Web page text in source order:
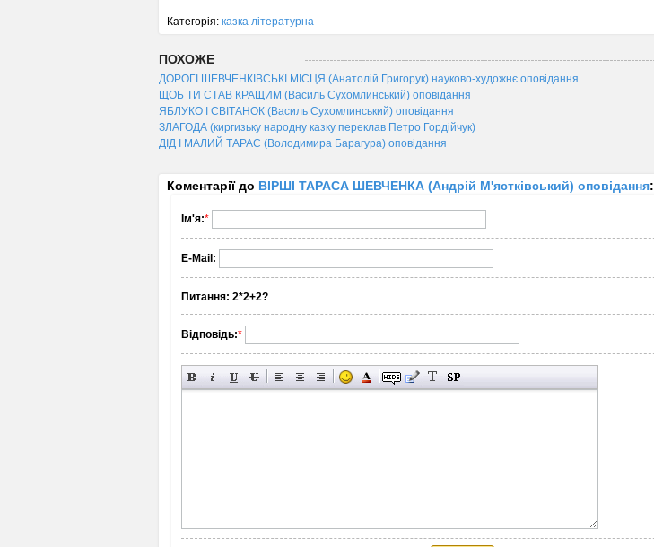
Категорія: казка літературна
ПОХОЖЕ
ДОРОГІ ШЕВЧЕНКІВСЬКІ МІСЦЯ (Анатолій Григорук) науково-художнє оповідання
ЩОБ ТИ СТАВ КРАЩИМ (Василь Сухомлинський) оповідання
ЯБЛУКО І СВІТАНОК (Василь Сухомлинський) оповідання
ЗЛАГОДА (киргизьку народну казку переклав Петро Гордійчук)
ДІД І МАЛИЙ ТАРАС (Володимира Барагура) оповідання
Коментарії до ВІРШІ ТАРАСА ШЕВЧЕНКА (Андрій М'ястківський) оповідання:
Ім'я:*
E-Mail:
Питання: 2*2+2?
Відповідь:*